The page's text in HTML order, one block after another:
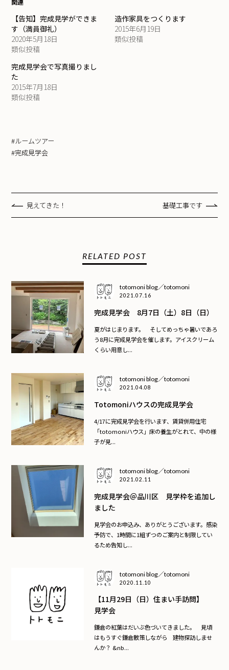
【告知】完成見学ができま
す（満員御礼）
2020年5月18日
類似投稿
造作家具をつくります
2015年6月19日
類似投稿
完成見学会で写真撮りまし
た
2015年7月18日
類似投稿
#ルームツアー
#完成見学会
見えてきた！ 基礎工事です
RELATED POST
totomoni blog／totomoni
2021.07.16
完成見学会 8月7日（土）8日（日）
夏がはじまります。 そしてめっちゃ暑いであろ
う8月に完成見学会を催します。アイスクリーム
くらい用意し...
totomoni blog／totomoni
2021.04.08
Totomoniハウスの完成見学会
4/17に完成見学会を行います、賃貸併用住宅
「totomoniハウス」床の養生がとれて、中の様
子が見...
totomoni blog／totomoni
2021.02.11
完成見学会＠品川区 見学枠を追加し
ました
見学会のお申込み、ありがとうございます。感染
予防で、1時間に1組ずつのご案内と制限してい
るため告知し...
totomoni blog／totomoni
2020.11.10
【11月29日（日）住まい手訪問】
見学会
鎌倉の紅葉はだいぶ色づいてきました。 見頃
はもうすぐ鎌倉散策しながら 建物探訪しませ
んか？ &nb...